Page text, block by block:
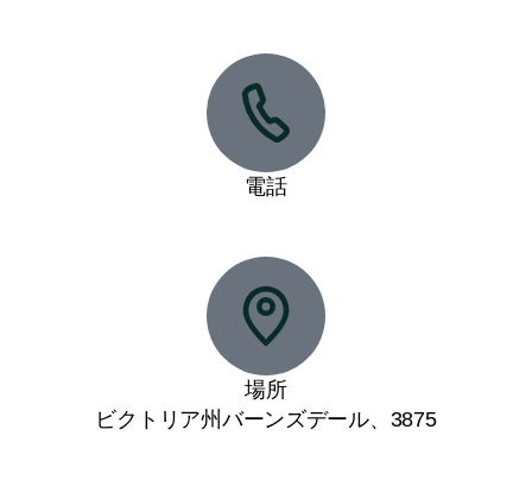
電話
場所
ビクトリア州バーンズデール、3875